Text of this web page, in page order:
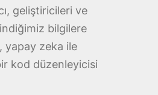
geliştiricileri ve
bilgilere
yapay zeka ile
kod düzenleyicisi